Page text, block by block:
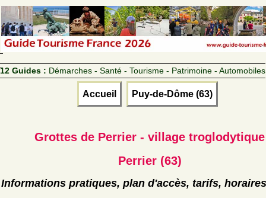
12 Guides : Démarches - Santé - Tourisme - Patrimoine - Automobiles
Accueil Puy-de-Dôme (63)
Grottes de Perrier - village troglodytique
Perrier (63)
Informations pratiques, plan d'accès, tarifs, horaires